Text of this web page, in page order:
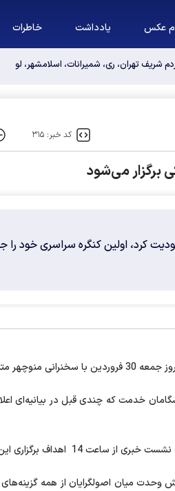
عکس یادداشت خاطرات
شریف تهران، ری، شمیرانات، اسلامشهر،
کد خبر: ۳۱۵
خبر داد.
سخنرانان آن را تشریح می‌کند.
میان اصولگرایان از همه